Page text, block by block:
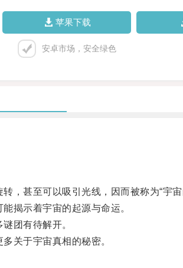
苹果下载
安卓市场，安全绿色
甚至可以吸引光线，因而被称为“宇宙
揭示着宇宙的起源与命运。
团有待解开。
关于宇宙真相的秘密。